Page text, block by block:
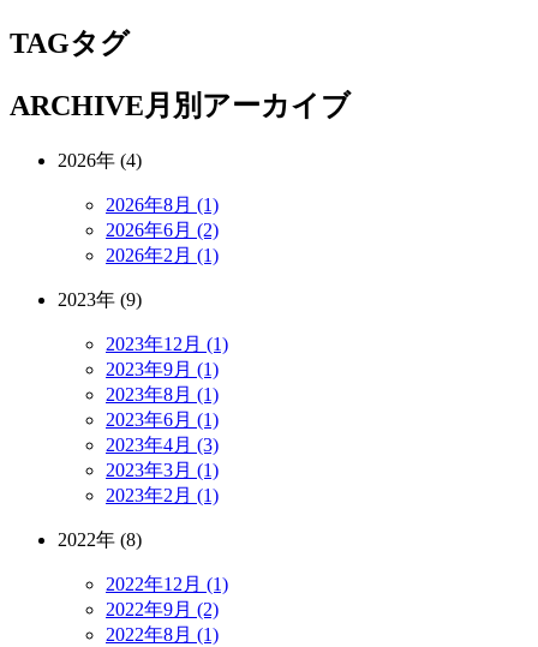
TAGタグ
ARCHIVE月別アーカイブ
2026年 (4)
2026年8月 (1)
2026年6月 (2)
2026年2月 (1)
2023年 (9)
2023年12月 (1)
2023年9月 (1)
2023年8月 (1)
2023年6月 (1)
2023年4月 (3)
2023年3月 (1)
2023年2月 (1)
2022年 (8)
2022年12月 (1)
2022年9月 (2)
2022年8月 (1)